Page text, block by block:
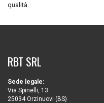
qualità.
RBT SRL
Sede legale:
Via Spinelli, 13
25034 Orzinuovi (BS)